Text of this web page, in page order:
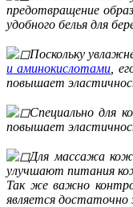
предотвращение
удобного белья для
Поскольку
и аминокислотами ,
повышает
Специально для
повышает
Для массажа
улучшают питания
Так же важно
является